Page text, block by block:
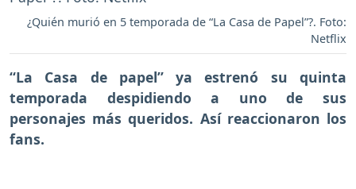
¿Quién murió en 5 temporada de “La Casa de Papel”?. Foto:
Netflix
“La Casa de papel” ya estrenó su quinta
temporada despidiendo a uno de sus
personajes más queridos. Así reaccionaron los
fans.